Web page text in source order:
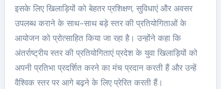
इसके लिए खिलाड़ियों को बेहतर प्रशिक्षण, सुविधाएं और अवसर
उपलब्ध कराने के साथ-साथ बड़े स्तर की प्रतियोगिताओं के
आयोजन को प्रोत्साहित किया जा रहा है। उन्होंने कहा कि
अंतर्राष्ट्रीय स्तर की प्रतियोगिताएं प्रदेश के युवा खिलाड़ियों को
अपनी प्रतिभा प्रदर्शित करने का मंच प्रदान करती हैं और उन्हें
वैश्विक स्तर पर आगे बढ़ने के लिए प्रेरित करती हैं।